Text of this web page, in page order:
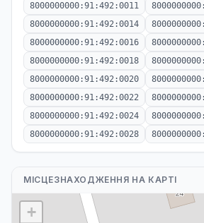
8000000000:91:492:0011
8000000000:91:492:0014
8000000000:91:492:0016
8000000000:91:492:0018
8000000000:91:492:0020
8000000000:91:492:0022
8000000000:91:492:0024
8000000000:91:492:0028
МІСЦЕЗНАХОДЖЕННЯ НА КАРТІ
+